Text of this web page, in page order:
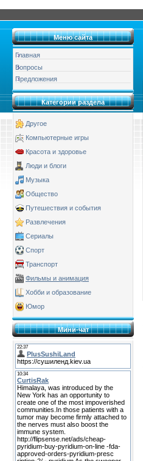
Меню сайта
Главная
Вопросы
Предложения
Категории раздела
Другое
Компьютерные игры
Красота и здоровье
Люди и блоги
Музыка
Общество
Путешествия и события
Развлечения
Сериалы
Спорт
Транспорт
Фильмы и анимация
Хобби и образование
Юмор
Мини-чат